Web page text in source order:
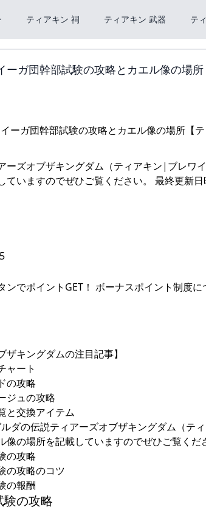
ティアキン 祠 ティアキン 武器 テ
ーガ団幹部試験の攻略とカエル像の場
ーズオブザキングダム（ティアキン|ブレワ
ていますのでぜひご覧ください。 最終更新
ンでポイントGET！ ボーナスポイント制度
ザキングダムの注目記事】
ャート
の攻略
ジュの攻略
と交換アイテム
ダの伝説ティアーズオブザキングダム（テ
像の場所を記載していますのでぜひご覧く
の攻略
の攻略のコツ
の報酬
験の攻略